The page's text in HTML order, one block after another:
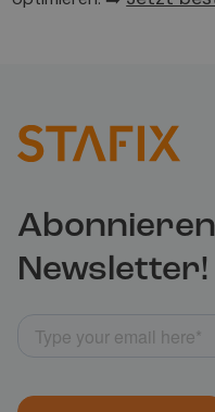
Newsletter!